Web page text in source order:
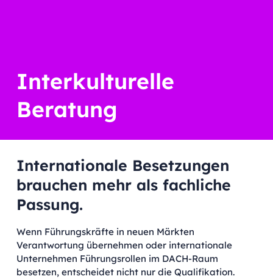
Interkulturelle
Beratung
Internationale Besetzungen
brauchen mehr als fachliche
Passung.
Wenn Führungskräfte in neuen Märkten
Verantwortung übernehmen oder internationale
Unternehmen Führungsrollen im DACH-Raum
besetzen, entscheidet nicht nur die Qualifikation.